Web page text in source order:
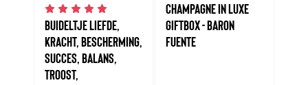
BUIDELTJE LIEFDE,
KRACHT, BESCHERMING,
SUCCES, BALANS,
TROOST,
CHAMPAGNE IN LUXE
GIFTBOX - BARON
FUENTE